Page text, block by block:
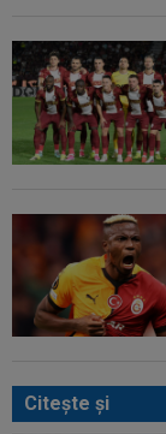
Citeşte şi